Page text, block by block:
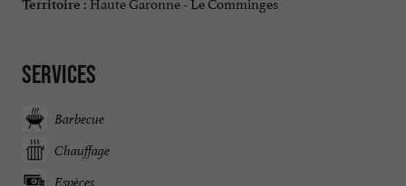
Territoire :
Services
Barbecue
Chauffage
Espèces